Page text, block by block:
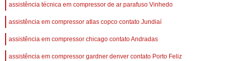
assistência técnica em compressor de ar parafuso Vinhedo
assistência em compressor atlas copco contato Jundiaí
assistência em compressor chicago contato Andradas
assistência em compressor gardner denver contato Porto Feliz